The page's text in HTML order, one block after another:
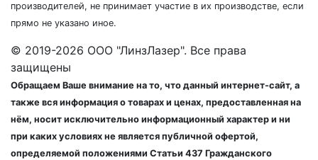
производителей, не принимает участие в их производстве, если
прямо не указано иное.
© 2019-2026 ООО "ЛинзЛазер". Все права
защищены
Обращаем Ваше внимание на то, что данный интернет-сайт, а
также вся информация о товарах и ценах, предоставленная на
нём, носит исключительно информационный характер и ни
при каких условиях не является публичной офертой,
определяемой положениями Статьи 437 Гражданского